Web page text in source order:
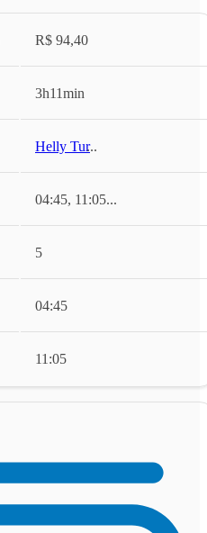
R$ 94,40
3h11min
Helly Tur...
04:45, 11:05...
5
04:45
11:05